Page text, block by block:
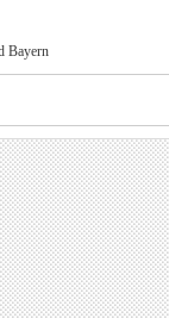
Bayern